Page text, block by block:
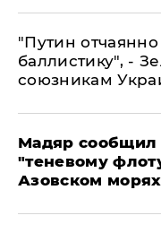
"Путин
баллистику", -
союзникам
Мадяр сообщил
"теневому
Азовском морях